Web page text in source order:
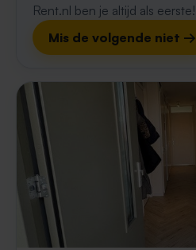
Rent.nl ben je altijd als eerste!
Mis de volgende niet →